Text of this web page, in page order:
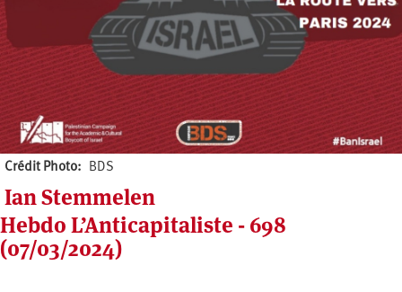
Crédit Photo BDS
Ian Stemmelen
Hebdo L’Anticapitaliste - 698
(07/03/2024)